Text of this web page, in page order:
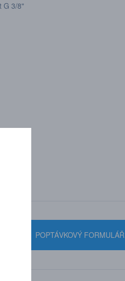
G 3/8"
POPTÁVKOVÝ FORMULÁŘ